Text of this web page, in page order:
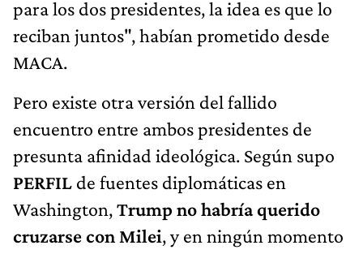
para los dos presidentes, la idea es que lo
reciban juntos", habían prometido desde
MACA.
Pero existe otra versión del fallido
encuentro entre ambos presidentes de
presunta afinidad ideológica. Según supo
PERFIL de fuentes diplomáticas en
Washington,Trump no habría querido
cruzarse con Milei, y en ningún momento